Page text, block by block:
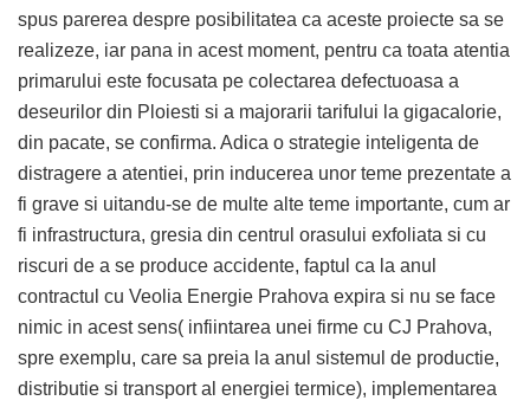
spus parerea despre posibilitatea ca aceste proiecte sa se
realizeze, iar pana in acest moment, pentru ca toata atentia
primarului este focusata pe colectarea defectuoasa a
deseurilor din Ploiesti si a majorarii tarifului la gigacalorie,
din pacate, se confirma. Adica o strategie inteligenta de
distragere a atentiei, prin inducerea unor teme prezentate a
fi grave si uitandu-se de multe alte teme importante, cum ar
fi infrastructura, gresia din centrul orasului exfoliata si cu
riscuri de a se produce accidente, faptul ca la anul
contractul cu Veolia Energie Prahova expira si nu se face
nimic in acest sens( infiintarea unei firme cu CJ Prahova,
spre exemplu, care sa preia la anul sistemul de productie,
distributie si transport al energiei termice), implementarea